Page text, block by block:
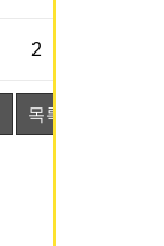
2
목록